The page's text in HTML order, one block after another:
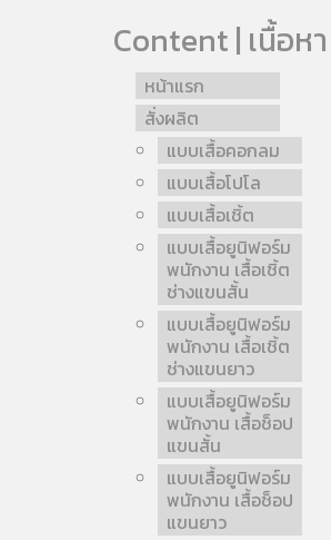
Content | เนื้อหา
หน้าแรก
สั่งผลิต
แบบเสื้อคอกลม
แบบเสื้อโปโล
แบบเสื้อเชิ้ต
แบบเสื้อยูนิฟอร์ม
พนักงาน เสื้อเชิ้ต
ช่างแขนสั้น
แบบเสื้อยูนิฟอร์ม
พนักงาน เสื้อเชิ้ต
ช่างแขนยาว
แบบเสื้อยูนิฟอร์ม
พนักงาน เสื้อช็อป
แขนสั้น
แบบเสื้อยูนิฟอร์ม
พนักงาน เสื้อช็อป
แขนยาว